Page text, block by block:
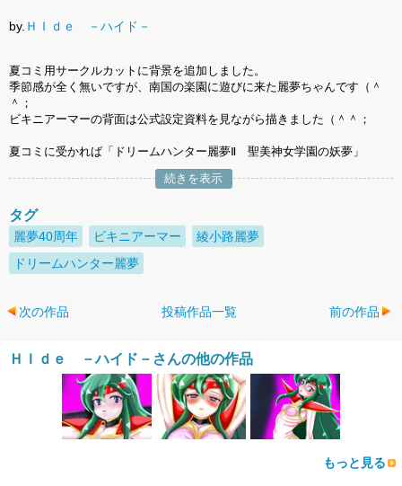
by. ＨＩｄｅ －ハイド－
夏コミ用サークルカットに背景を追加しました。
季節感が全く無いですが、南国の楽園に遊びに来た麗夢ちゃんです（＾
＾；
ビキニアーマーの背面は公式設定資料を見ながら描きました（＾＾；
夏コミに受かれば「ドリームハンター麗夢Ⅱ 聖美神女学園の妖夢」
続きを表示
タグ
麗夢40周年 ビキニアーマー
綾小路麗夢
ドリームハンター麗夢
次の作品 投稿作品一覧 前の作品
ＨＩｄｅ －ハイド－さんの他の作品
もっと見る